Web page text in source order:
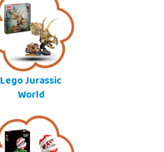
Lego Jurassic
World